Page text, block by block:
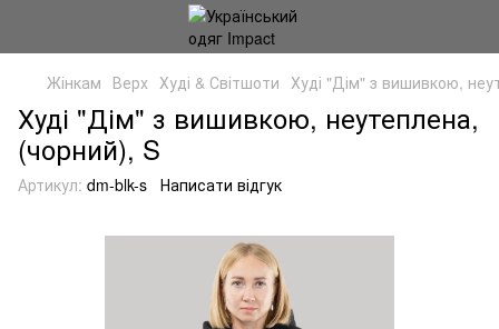
Жінкам Верх Худі & Світшоти Худі "Дім" з вишивкою,
Худі "Дім" з вишивкою, неутеплена,
(чорний), S
Артикул: dm-blk-s Написати відгук